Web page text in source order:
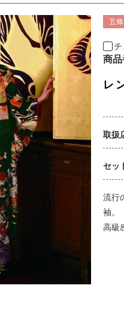
五
チ
商品
レ
取扱
セッ
流行
袖。
高級